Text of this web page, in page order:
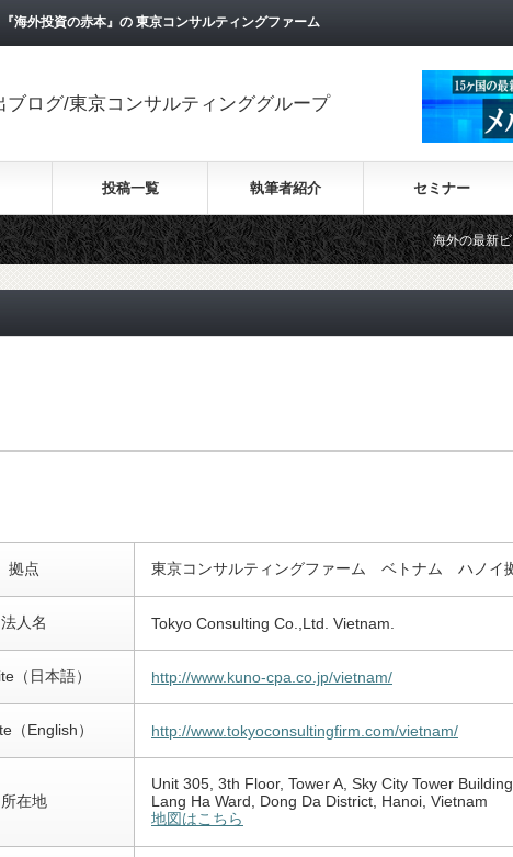
海外投資の赤本』の 東京コンサルティングファーム
ブログ/東京コンサルティンググループ
投稿一覧 執筆者紹介 セミナー
海外の最新ビジネス
拠点 東京コンサルティングファーム ベトナム ハノイ
法人名 Tokyo Consulting Co.,Ltd. Vietnam.
（日本語） http://www.kuno-cpa.co.jp/vietnam/
（English） http://www.tokyoconsultingfirm.com/vietnam/
所在地
Unit 305, 3th Floor, Tower A, Sky City Tower
Lang Ha Ward, Dong Da District, Hanoi, Vietnam
地図はこちら